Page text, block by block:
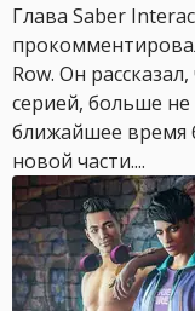
Глава Saber
Row. Он
серией, больше не
ближайшее время
новой части....